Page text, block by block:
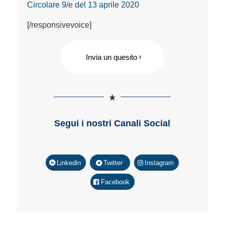
Circolare 9/e del 13 aprile 2020
[/responsivevoice]
Invia un quesito
Segui i nostri Canali Social
Linkedin Twitter Instagram
Facebook